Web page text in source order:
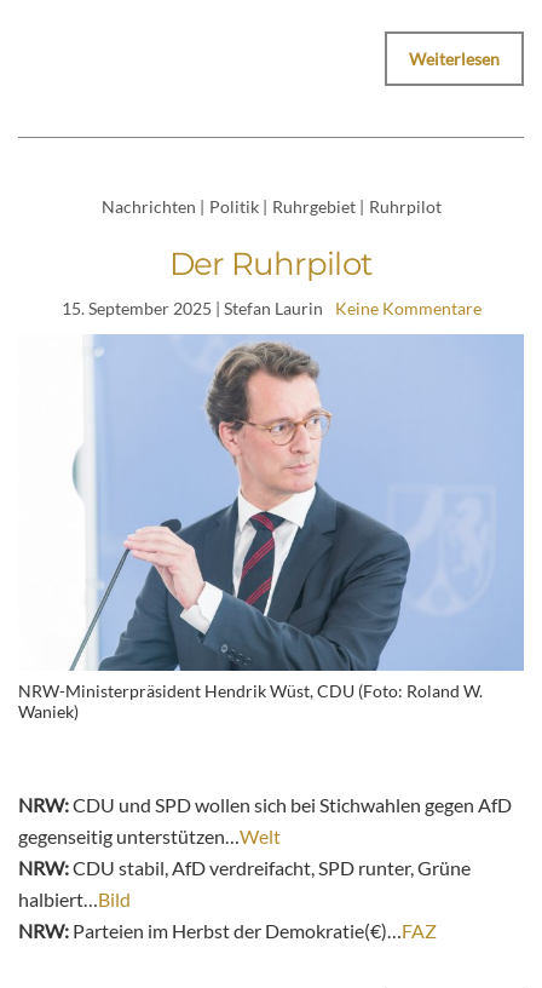
Weiterlesen
Nachrichten | Politik | Ruhrgebiet | Ruhrpilot
Der Ruhrpilot
15. September 2025 | Stefan Laurin Keine Kommentare
NRW-Ministerpräsident Hendrik Wüst, CDU (Foto: Roland W.
Waniek)
NRW:CDU und SPD wollen sich bei Stichwahlen gegen AfD
gegenseitig unterstützen…Welt
NRW:CDU stabil, AfD verdreifacht, SPD runter, Grüne
halbiert…Bild
NRW: Parteien im Herbst der Demokratie(€)…FAZ